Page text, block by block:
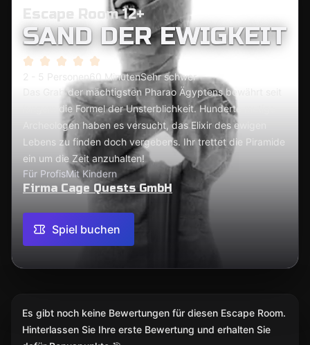
Escape Room 12+
SAND DER EWIGKEIT
60 MinutenSehr schwer
Das Grab der mächtigsten Pharao Ägyptens bewährt seit
langem die Formel der Unsterblichkeit. Hunderte mutige
Archeologen haben es versucht, das Elixir des ewigen
Lebens zu finden doch vergebens. Ihr trettet die Piramide
ein um die Zeit anzuhalten!
Für ProfisMit Kindern
Firma Cage Quests GmbH
Spiel buchen
Es gibt noch keine Bewertungen für diesen Escape Room.
Hinterlassen Sie Ihre erste Bewertung und erhalten Sie